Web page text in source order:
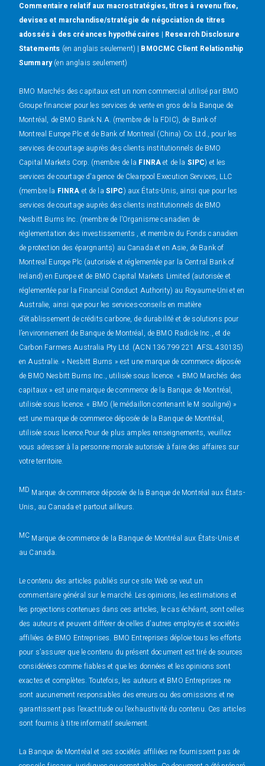
Commentaire relatif aux macrostratégies, titres à revenu fixe,
devises et marchandise/stratégie de négociation de titres
adossés à des créances hypothécaires | Research Disclosure
Statements (en anglais seulement) | BMOCMC Client Relationship
Summary(en anglais seulement)
BMO Marchés des capitaux est un nom commercial utilisé par BMO
Groupe financier pour les services de vente en gros de la Banque de
Montréal, de BMO Bank N.A. (membre de la FDIC), de Bank of
Montreal Europe Plc et de Bank of Montreal (China) Co. Ltd., pour les
services de courtage auprès des clients institutionnels de BMO
Capital Markets Corp. (membre de la FINRAet de la SIPC) et les
services de courtage d'agence de Clearpool Execution Services, LLC
(membre la FINRA et de la SIPC) aux États-Unis, ainsi que pour les
services de courtage auprès des clients institutionnels de BMO
Nesbitt Burns Inc. (membre de l’Organisme canadien de
réglementation des investissements , et membre du Fonds canadien
de protection des épargnants) au Canada et en Asie, de Bank of
Montreal Europe Plc (autorisée et réglementée par la Central Bank of
Ireland) en Europe et de BMO Capital Markets Limited (autorisée et
réglementée par la Financial Conduct Authority) au Royaume-Uni et en
Australie, ainsi que pour les services-conseils en matière
d’établissement de crédits carbone, de durabilité et de solutions pour
l’environnement de Banque de Montréal, de BMO Radicle Inc., et de
Carbon Farmers Australia Pty Ltd. (ACN 136 799 221 AFSL 430135)
en Australie. « Nesbitt Burns » est une marque de commerce déposée
de BMO Nesbitt Burns Inc., utilisée sous licence. « BMO Marchés des
capitaux » est une marque de commerce de la Banque de Montréal,
utilisée sous licence. « BMO (le médaillon contenant le M souligné) »
est une marque de commerce déposée de la Banque de Montréal,
utilisée sous licence.Pour de plus amples renseignements, veuillez
vous adresser à la personne morale autorisée à faire des affaires sur
votre territoire.
MD Marque de commerce déposée de la Banque de Montréal aux États-
Unis, au Canada et partout ailleurs.
MC Marque de commerce de la Banque de Montréal aux États-Unis et
au Canada.
Le contenu des articles publiés sur ce site Web se veut un
commentaire général sur le marché. Les opinions, les estimations et
les projections contenues dans ces articles, le cas échéant, sont celles
des auteurs et peuvent différer de celles d’autres employés et sociétés
affiliées de BMO Entreprises. BMO Entreprises déploie tous les efforts
pour s’assurer que le contenu du présent document est tiré de sources
considérées comme fiables et que les données et les opinions sont
exactes et complètes. Toutefois, les auteurs et BMO Entreprises ne
sont aucunement responsables des erreurs ou des omissions et ne
garantissent pas l’exactitude ou l’exhaustivité du contenu. Ces articles
sont fournis à titre informatif seulement.
La Banque de Montréal et ses sociétés affiliées ne fournissent pas de